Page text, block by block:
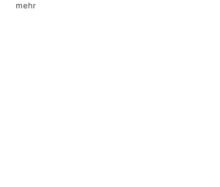
mehr